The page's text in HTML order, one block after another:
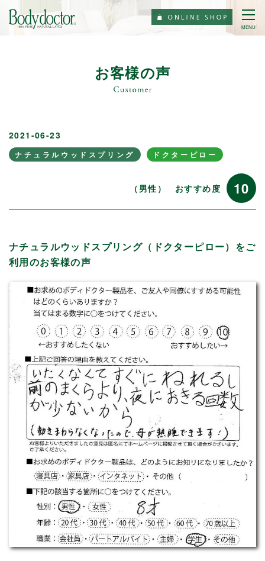
MENU
お客様の声
2021-06-23
ナチュラルウッドスプリング ドクターピロー
（男性） おすすめ度 10
ナチュラルウッドスプリング（ドクターピロー）をご
利用のお客様の声